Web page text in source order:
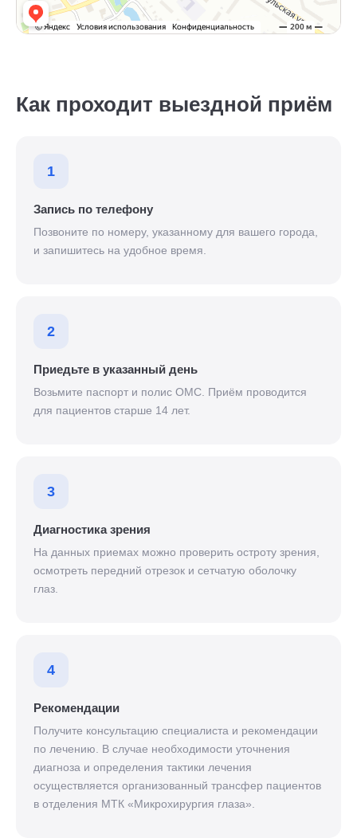
Как проходит выездной приём
1
Запись по телефону
Позвоните по номеру, указанному для вашего города,
и запишитесь на удобное время.
2
Приедьте в указанный день
Возьмите паспорт и полис ОМС. Приём проводится
для пациентов старше 14 лет.
3
Диагностика зрения
На данных приемах можно проверить остроту зрения,
осмотреть передний отрезок и сетчатую оболочку
глаз.
4
Рекомендации
Получите консультацию специалиста и рекомендации
по лечению. В случае необходимости уточнения
диагноза и определения тактики лечения
осуществляется организованный трансфер пациентов
в отделения МТК «Микрохирургия глаза».